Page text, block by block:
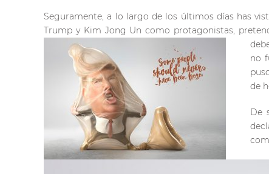
Seguramente, a lo largo de los últimos días has
Trump y Kim Jong Un como protagonistas,
no
de
De